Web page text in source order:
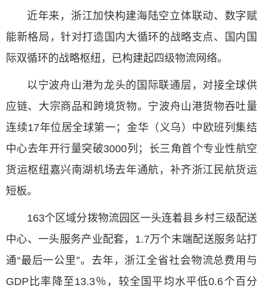
近年来，浙江加快构建海陆空立体联动、数字赋
能新格局，针对打造国内大循环的战略支点、国内国
际双循环的战略枢纽，已构建起四级物流网络。
以宁波舟山港为龙头的国际联通层，对接全球供
应链、大宗商品和跨境货物。宁波舟山港货物吞吐量
连续17年位居全球第一；金华（义乌）中欧班列集结
中心去年开行量突破3000列；长三角首个专业性航空
货运枢纽嘉兴南湖机场去年通航，补齐浙江民航货运
短板。
163个区域分拨物流园区一头连着县乡村三级配送
中心、一头服务产业配套，1.7万个末端配送服务站打
通“最后一公里”。去年，浙江全省社会物流总费用与
GDP比率降至13.3％，较全国平均水平低0.6个百分